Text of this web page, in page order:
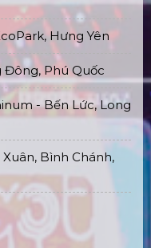
Hưng Yên
Đông, Phú Quốc
- Bến Lức, Long
Bình Chánh,